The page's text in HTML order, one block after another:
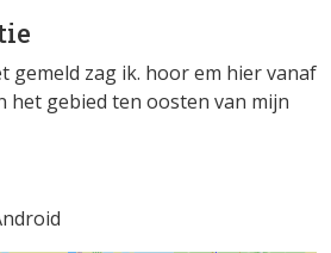
gemeld zag ik. hoor em hier vanaf
het gebied ten oosten van mijn